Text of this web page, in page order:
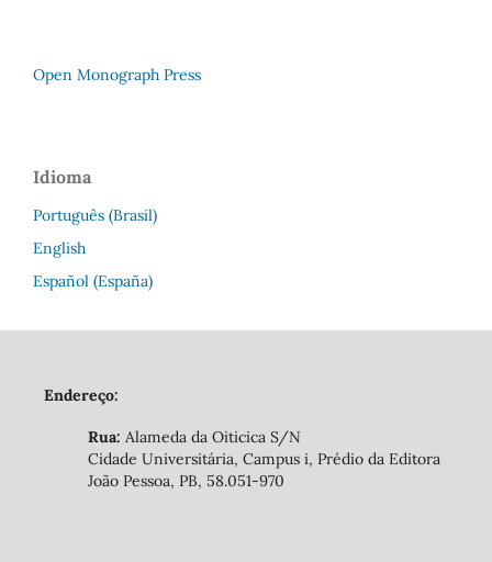
Open Monograph Press
Idioma
Português (Brasil)
English
Español (España)
Endereço:
Rua: Alameda da Oiticica S/N
Cidade Universitária, Campus i, Prédio da Editora
João Pessoa, PB, 58.051-970